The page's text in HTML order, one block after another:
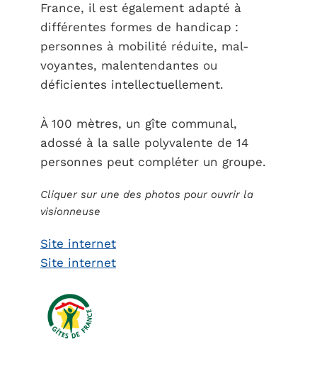
France, il est également adapté à
différentes formes de handicap :
personnes à mobilité réduite, mal-
voyantes, malentendantes ou
déficientes intellectuellement.
À 100 mètres, un gîte communal,
adossé à la salle polyvalente de 14
personnes peut compléter un groupe.
Cliquer sur une des photos pour ouvrir la
visionneuse
Site internet
Site internet